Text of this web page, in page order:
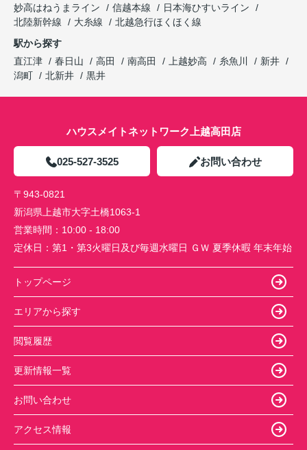
妙高はねうまライン
信越本線
日本海ひすいライン
北陸新幹線
大糸線
北越急行ほくほく線
駅から探す
直江津
春日山 高田 南高田 上越妙高 糸魚川
新井
潟町
北新井 黒井
ハウスメイトネットワーク上越高田店
025-527-3525 お問い合わせ
〒943-0821
新潟県上越市大字土橋1063-1
営業時間： 10:00 - 18:00
定休日： 第1・第3火曜日及び毎週水曜日 ＧＷ 夏季休暇 年末年始
トップページ
エリアから探す
閲覧履歴
更新情報一覧
お問い合わせ
アクセス情報